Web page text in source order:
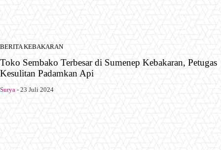
BERITA KEBAKARAN
Toko Sembako Terbesar di Sumenep Kebakaran, Petugas
Kesulitan Padamkan Api
Surya - 23 Juli 2024